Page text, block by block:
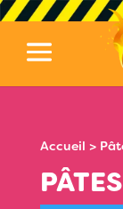
Accueil >